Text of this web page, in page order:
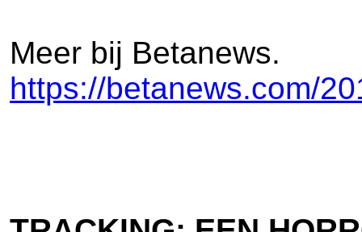
Meer bij Betanews.
https://betanews.com/